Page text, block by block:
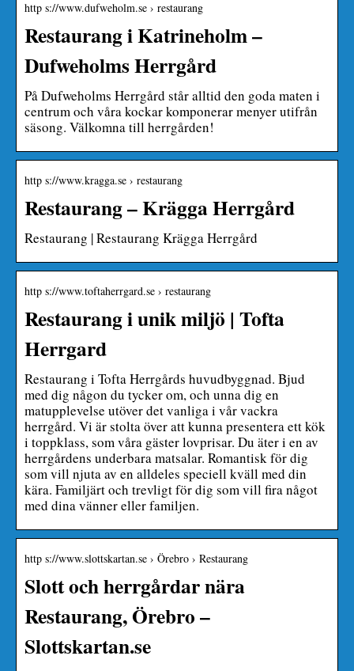
http s://www.dufweholm.se › restaurang
Restaurang i Katrineholm –
Dufweholms Herrgård
På Dufweholms Herrgård står alltid den goda maten i
centrum och våra kockar komponerar menyer utifrån
säsong. Välkomna till herrgården!
http s://www.kragga.se › restaurang
Restaurang – Krägga Herrgård
Restaurang | Restaurang Krägga Herrgård
http s://www.toftaherrgard.se › restaurang
Restaurang i unik miljö | Tofta
Herrgard
Restaurang i Tofta Herrgårds huvudbyggnad. Bjud
med dig någon du tycker om, och unna dig en
matupplevelse utöver det vanliga i vår vackra
herrgård. Vi är stolta över att kunna presentera ett kök
i toppklass, som våra gäster lovprisar. Du äter i en av
herrgårdens underbara matsalar. Romantisk för dig
som vill njuta av en alldeles speciell kväll med din
kära. Familjärt och trevligt för dig som vill fira något
med dina vänner eller familjen.
http s://www.slottskartan.se › Örebro › Restaurang
Slott och herrgårdar nära
Restaurang, Örebro –
Slottskartan.se